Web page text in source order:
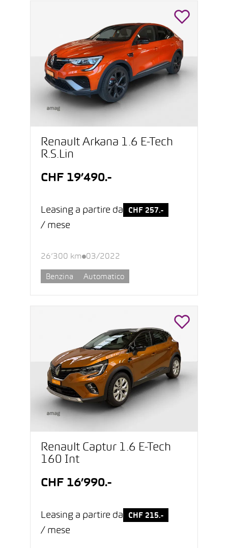
Renault Arkana 1.6 E-Tech
R.S.Lin
CHF 19’490.-
Leasing a partire da CHF 257.-
/ mese
26’300 km 03/2022
Benzina Automatico
Renault Captur 1.6 E-Tech
160 Int
CHF 16’990.-
Leasing a partire da CHF 215.-
/ mese